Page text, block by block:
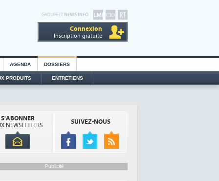
GROUPE IT NEWS INFO
Connexion
Inscription gratuite
AGENDA DOSSIERS
PRODUITS ENTRETIENS
S'ABONNER
NEWSLETTERS
SUIVEZ-NOUS
Publicité